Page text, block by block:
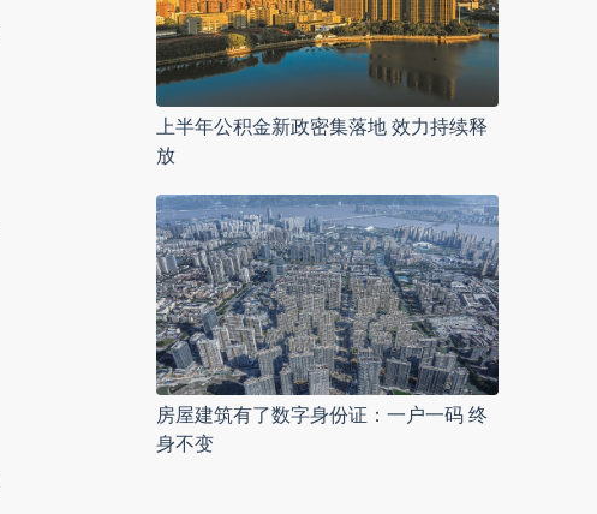
上半年公积金新政密集落地 效力持续释
放
房屋建筑有了数字身份证：一户一码 终
身不变